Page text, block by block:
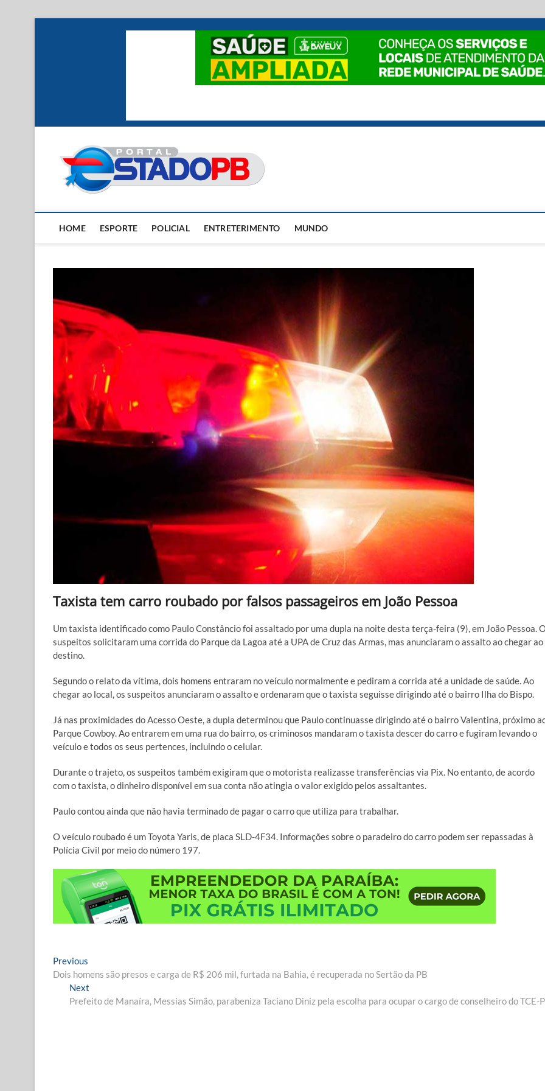
HOME ESPORTE POLICIAL ENTRETERIMENTO MUNDO
Taxista tem carro roubado por falsos passageiros em João Pessoa
Um taxista identificado como Paulo Constâncio foi assaltado por uma dupla na noite desta terça-feira (9), em João Pessoa.
suspeitos solicitaram uma corrida do Parque da Lagoa até a UPA de Cruz das Armas, mas anunciaram o assalto ao chegar ao
destino.
Segundo o relato da vítima, dois homens entraram no veículo normalmente e pediram a corrida até a unidade de saúde. Ao
chegar ao local, os suspeitos anunciaram o assalto e ordenaram que o taxista seguisse dirigindo até o bairro Ilha do Bispo.
Já nas proximidades do Acesso Oeste, a dupla determinou que Paulo continuasse dirigindo até o bairro Valentina, próximo
Parque Cowboy. Ao entrarem em uma rua do bairro, os criminosos mandaram o taxista descer do carro e fugiram levando o
veículo e todos os seus pertences, incluindo o celular.
Durante o trajeto, os suspeitos também exigiram que o motorista realizasse transferências via Pix. No entanto, de acordo
com o taxista, o dinheiro disponível em sua conta não atingia o valor exigido pelos assaltantes.
Paulo contou ainda que não havia terminado de pagar o carro que utiliza para trabalhar.
O veículo roubado é um Toyota Yaris, de placa SLD-4F34. Informações sobre o paradeiro do carro podem ser repassadas à
Polícia Civil por meio do número 197.
Navegação
de
Post
Previous
post:
Dois homens são presos e carga de R$ 206 mil, furtada na Bahia, é recuperada no Sertão da PB
Next
post:
Prefeito de Manaíra, Messias Simão, parabeniza Taciano Diniz pela escolha para ocupar o cargo de conselheiro do TCE-